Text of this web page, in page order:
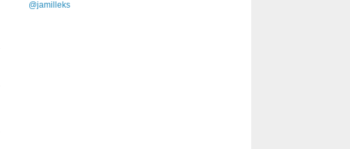
@jamilleks